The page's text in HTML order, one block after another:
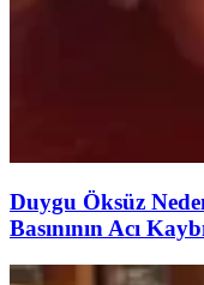
Duygu Öksüz
Basınının Acı